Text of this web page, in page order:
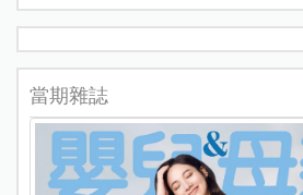
當期雜誌